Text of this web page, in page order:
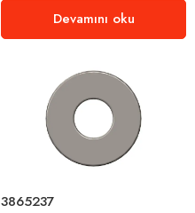
Devamını oku
3865237